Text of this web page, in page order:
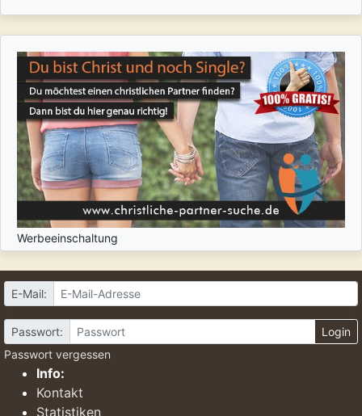
Werbeeinschaltung
E-Mail:
Passwort:
Login
Passwort vergessen
Info:
Kontakt
Statistiken